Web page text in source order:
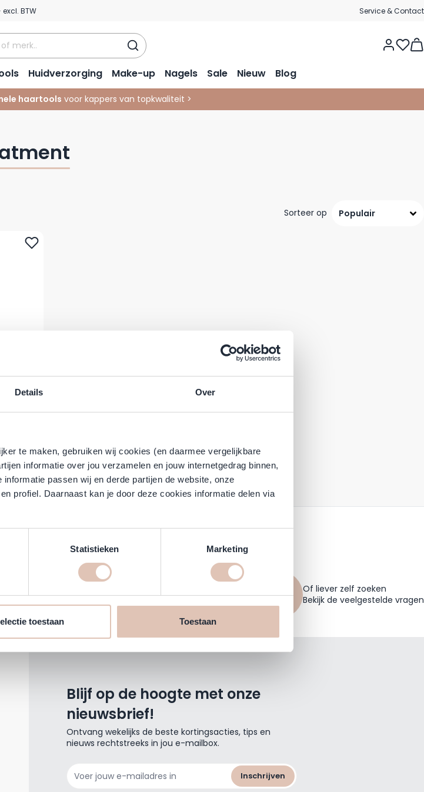
Details Over
te maken, gebruiken wij cookies (en daarmee vergelijkbare
informatie over jou verzamelen en jouw internetgedrag binnen,
passen wij en derde partijen de website, onze
profiel. Daarnaast kan je door deze cookies informatie delen via
Statistieken Marketing
toestaan Toestaan
BTW Service & Contact
Huidverzorging Make-up Nagels Sale Nieuw Blog
haartools voor kappers van topkwaliteit >
Sorteer op
Of liever zelf zoeken
Bekijk de veelgestelde vragen
Blijf op de hoogte met onze
nieuwsbrief!
Ontvang wekelijks de beste kortingsacties, tips en
nieuws rechtstreeks in jou e-mailbox.
Inschrijven